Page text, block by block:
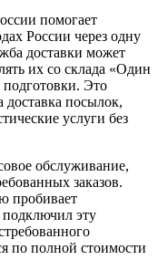
помогает
России через одну
доставки может
их со склада «Один
Это
доставка посылок,
услуги без
обслуживание,
заказов.
пробивает
подключил эту
по полной стоимости